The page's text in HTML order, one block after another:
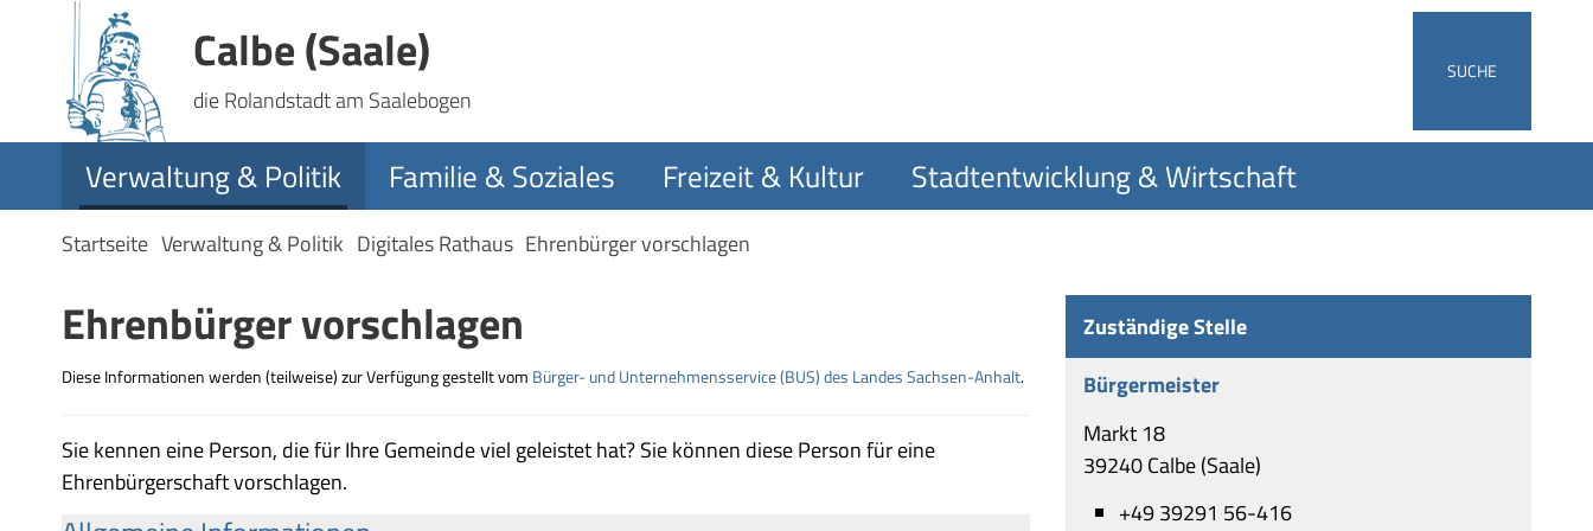
Calbe (Saale)
die Rolandstadt am Saalebogen
SUCHE
Verwaltung & Politik Familie & Soziales Freizeit & Kultur Stadtentwicklung & Wirtschaft
Startseite Verwaltung & Politik Digitales Rathaus Ehrenbürger vorschlagen
Ehrenbürger vorschlagen
Diese Informationen werden (teilweise) zur Verfügung gestellt vom Bürger- und Unternehmensservice (BUS) des Landes Sachsen-Anhalt.
Sie kennen eine Person, die für Ihre Gemeinde viel geleistet hat? Sie können diese Person für eine
Ehrenbürgerschaft vorschlagen.
Zuständige Stelle
Bürgermeister
Markt 18
39240 Calbe (Saale)
+49 39291 56-416